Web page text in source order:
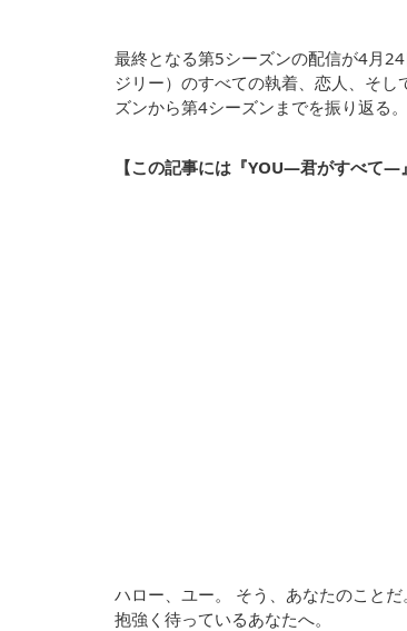
最終となる第5シーズンの配信が4月
ジリー）のすべての執着、恋人、そし
ズンから第4シーズンまでを振り返る。
【この記事には『YOU―君がすべて―
ハロー、ユー。 そう、あなたのこと
抱強く待っているあなたへ。